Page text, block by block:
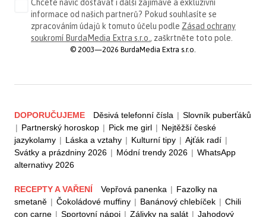
Chcete navíc dostávat i další zajímavé a exkluzivní
informace od našich partnerů? Pokud souhlasíte se
zpracováním údajů k tomuto účelu podle Zásad ochrany
soukromí BurdaMedia Extra s.r.o., zaškrtněte toto pole.
© 2003—2026 BurdaMedia Extra s.r.o.
DOPORUČUJEME Děsivá telefonní čísla | Slovník puberťáků
| Partnerský horoskop | Pick me girl | Nejtěžší české
jazykolamy | Láska a vztahy | Kulturní tipy | Ajťák radí |
Svátky a prázdniny 2026 | Módní trendy 2026 | WhatsApp
alternativy 2026
RECEPTY A VAŘENÍ Vepřová panenka | Fazolky na
smetaně | Čokoládové muffiny | Banánový chlebíček | Chili
con carne | Sportovní nápoj | Zálivky na salát | Jahodový